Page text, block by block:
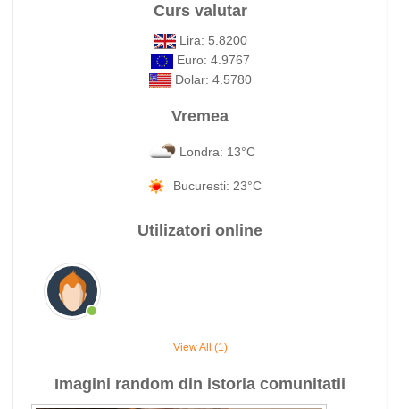
Curs valutar
Lira: 5.8200
Euro: 4.9767
Dolar: 4.5780
Vremea
Londra: 13°C
Bucuresti: 23°C
Utilizatori online
View All (1)
Imagini random din istoria comunitatii